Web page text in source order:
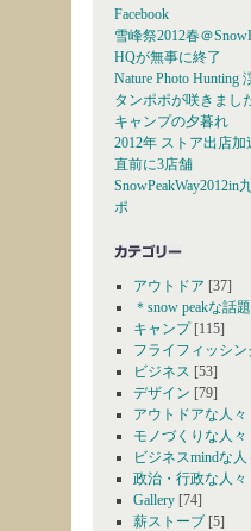
Facebook
雪峰祭2012春＠
HQが無事に終了
Nature Photo Hunting
タンポポが咲きまし
キャンプの夕暮れ
2012年 ストア出店加
直前に3店舗
ポ
アウトドア [37]
＊snow peakな話題
キャンプ[115]
フライフィッシン
ビジネス [53]
デザイン [79]
アウトドアな人々
モノづくりな人々
ビジネスmindな人
政治・行政な人々
Gallery [74]
薪ストーブ [5]